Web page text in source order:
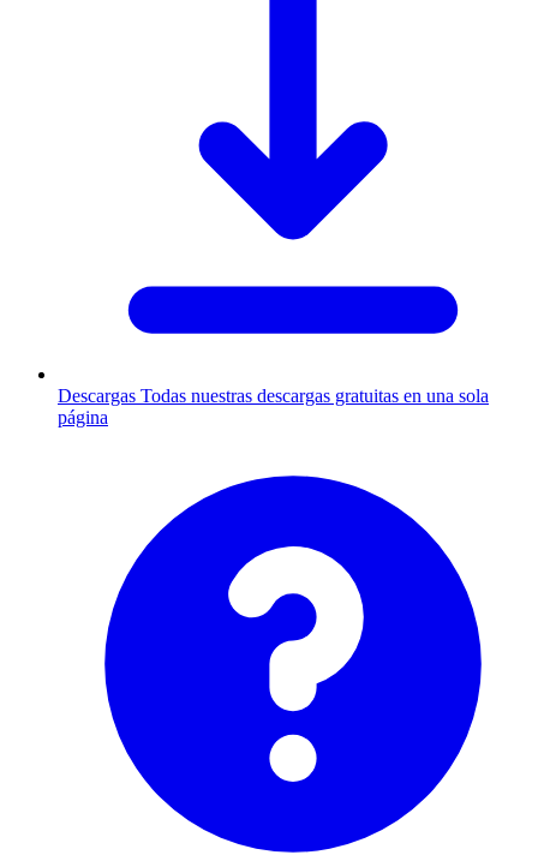
Descargas Todas nuestras descargas gratuitas en una sola
página